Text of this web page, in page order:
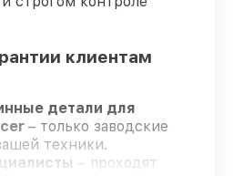
клиентам
детали для
– только заводские
техники.
– проходят